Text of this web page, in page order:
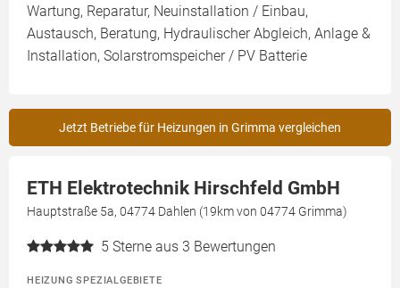
Wartung, Reparatur, Neuinstallation / Einbau,
Austausch, Beratung, Hydraulischer Abgleich, Anlage &
Installation, Solarstromspeicher / PV Batterie
Jetzt Betriebe für Heizungen in Grimma vergleichen
ETH Elektrotechnik Hirschfeld GmbH
Hauptstraße 5a, 04774 Dahlen (19km von 04774 Grimma)
5 Sterne aus 3 Bewertungen
HEIZUNG SPEZIALGEBIETE